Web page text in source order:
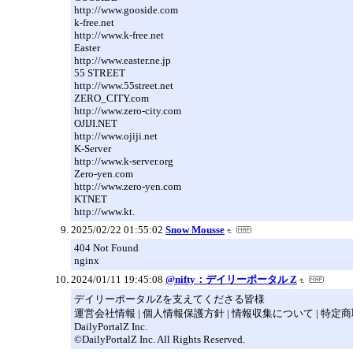
http://www.gooside.com
k-free.net
http://www.k-free.net
Easter
http://www.easter.ne.jp
55 STREET
http://www.55street.net
ZERO_CITY.com
http://www.zero-city.com
OJIJI.NET
http://www.ojiji.net
K-Server
http://www.k-server.org
Zero-yen.com
http://www.zero-yen.com
KTNET
http://www.kt.
2025/02/22 01:55:02 Snow Mousse
404 Not Found
nginx
2024/01/11 19:45:08 @nifty：デイリーポータル Z
デイリーポータルZを支えてくださる皆様
運営会社情報 | 個人情報保護方針 | 情報収集について | 特定
DailyPortalZ Inc.
©DailyPortalZ Inc. All Rights Reserved.